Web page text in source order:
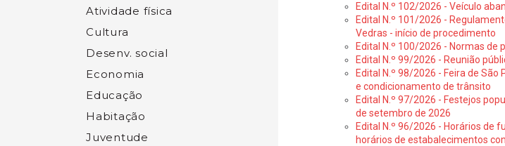
Atividade física
Cultura
Desenv. social
Economia
Educação
Habitação
Juventude
Edital N.º 102/2026 - Veículo
Edital N.º 101/2026 -
Vedras - início de procedimento
Edital N.º 100/2026 - Normas de
Edital N.º 99/2026 - Reunião
Edital N.º 98/2026 - Feira de
e condicionamento de trânsito
Edital N.º 97/2026 - Festejos
de setembro de 2026
Edital N.º 96/2026 - Horários de
horários de estabalecimentos